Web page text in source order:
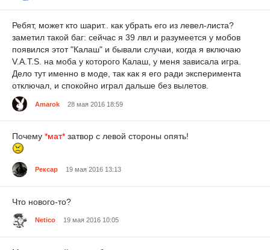
Ребят, может кто шарит.. как убрать его из левел-листа?
заметил такой баг: сейчас я 39 лвл и разумеется у мобов
появился этот "Калаш" и бывали случаи, когда я включаю
V.A.T.S. на моба у которого Калаш, у меня зависала игра.
Дело тут именно в моде, так как я его ради эксперимента
отключал, и спокойно играл дальше без вылетов.
Amarok 28 мая 2016 18:59
Почему *мат* затвор с левой стороны опять!
Рексар 19 мая 2016 13:13
Что нового-то?
Netico 19 мая 2016 10:05